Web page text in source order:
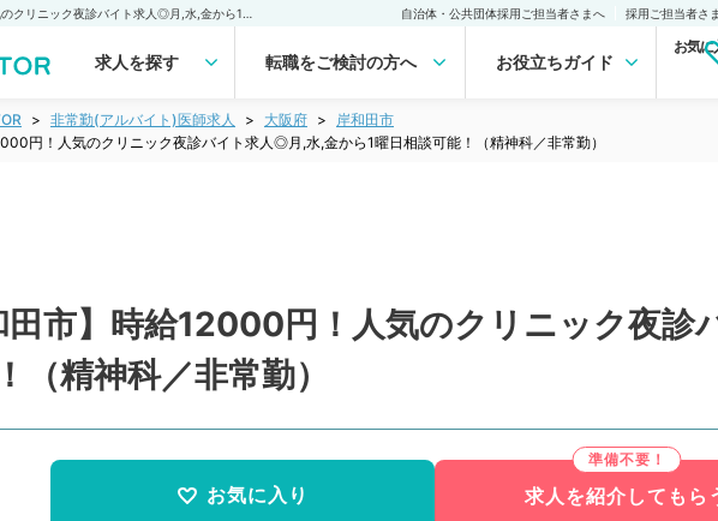
自治体・公共団体採用ご担当者さまへ 採用ご担当者さ
求人を探す 転職をご検討の方へ お役立ちガイド
お気に
非常勤(アルバイト)医師求人 大阪府
岸和田市
円！人気のクリニック夜診バイト求人◎月,水,金から1曜日相談可能！（精神科／非常勤）
田市】時給12000円！人気のクリニック夜
（精神科／非常勤）
お気に入り 求人を紹介してもら